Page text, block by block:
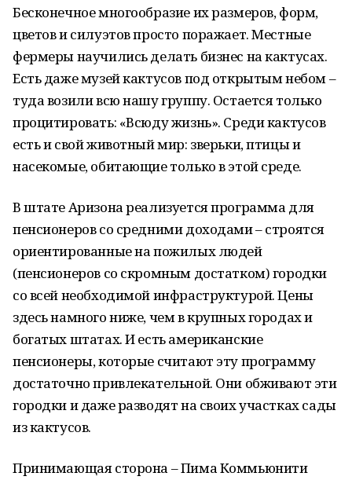
Бесконечное многообразие их размеров, форм,
цветов и силуэтов просто поражает. Местные
фермеры научились делать бизнес на кактусах.
Есть даже музей кактусов под открытым небом –
туда возили всю нашу группу. Остается только
процитировать: «Всюду жизнь». Среди кактусов
есть и свой животный мир: зверьки, птицы и
насекомые, обитающие только в этой среде.
В штате Аризона реализуется программа для
пенсионеров со средними доходами – строятся
ориентированные на пожилых людей
(пенсионеров со скромным достатком) городки
со всей необходимой инфраструктурой. Цены
здесь намного ниже, чем в крупных городах и
богатых штатах. И есть американские
пенсионеры, которые считают эту программу
достаточно привлекательной. Они обживают эти
городки и даже разводят на своих участках сады
из кактусов.
Принимающая сторона – Пима Коммьюнити